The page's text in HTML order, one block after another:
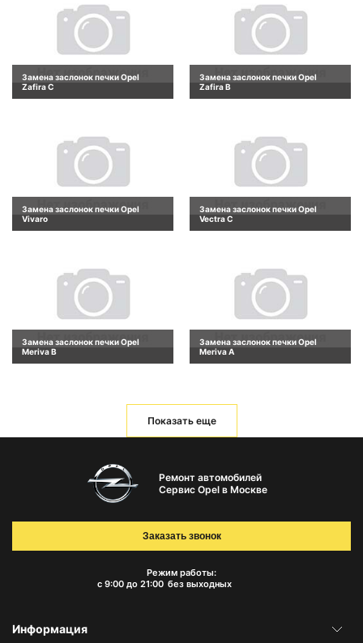
Замена заслонок печки Opel
Zafira C
Замена заслонок печки Opel
Zafira B
Замена заслонок печки Opel
Vivaro
Замена заслонок печки Opel
Vectra C
Замена заслонок печки Opel
Meriva B
Замена заслонок печки Opel
Meriva A
Показать еще
Ремонт автомобилей
Сервис Opel в Москве
Режим работы:
с 9:00 до 21:00 без выходных
Заказать звонок
Информация